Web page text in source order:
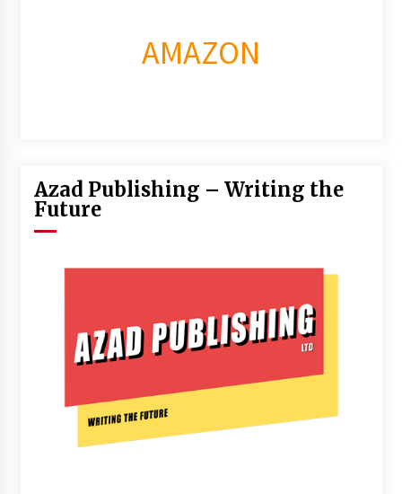
AMAZON
Azad Publishing – Writing the
Future